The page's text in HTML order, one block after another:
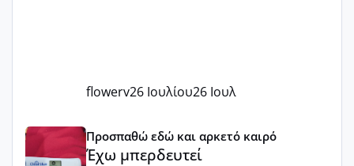
flowerv26 Ιουλίου26 Ιουλ
Έχω μπερδευτεί
Προσπαθώ εδώ και αρκετό καιρό
Έχω μπερδευτεί